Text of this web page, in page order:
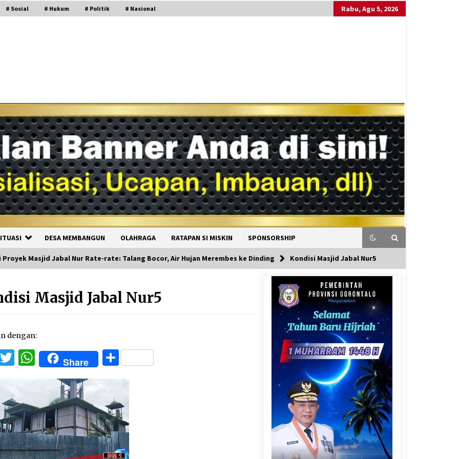
# Sosial # Hukum # Politik # Nasional Rabu, Agu 5, 2026
DESA MEMBANGUN OLAHRAGA RATAPAN SI MISKIN SPONSORSHIP
Masjid Jabal Nur Rate-rate: Talang Bocor, Air Hujan Merembes ke Dinding Kondisi Masjid Jabal Nur5
Masjid Jabal Nur5
dengan:
Twitter
WhatsApp
Share Share